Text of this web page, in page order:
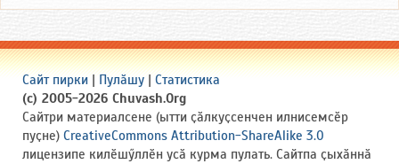
Сайт пирки | Пулӑшу | Статистика
(c) 2005-2026 Chuvash.Org
Сайтри материалсене (ытти ҫӑлкуҫсенчен илнисемсӗр
пуҫне) CreativeCommons Attribution-ShareAlike 3.0
лицензипе килӗшӳллӗн усӑ курма пулать. Сайтпа ҫыхӑннӑ